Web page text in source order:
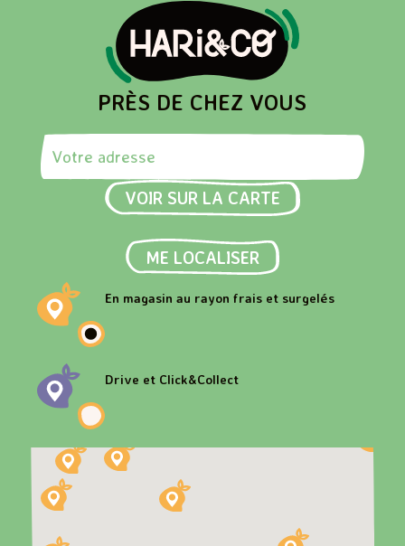
PRÈS DE CHEZ VOUS
Rechercher une adresse
VOIR SUR LA CARTE
ME LOCALISER
En magasin au rayon frais et surgelés
Drive et Click&Collect